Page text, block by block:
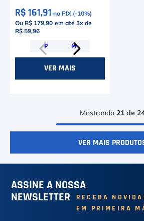
R$ 161,91 no PIX (-10%)
Ou R$ 179,90 em até 3x de
R$ 59,96
P M
VER MAIS
Mostrando 21 de
ASSINE A NOSSA
NEWSLETTER
RECEBA
EM PRIMEIRA